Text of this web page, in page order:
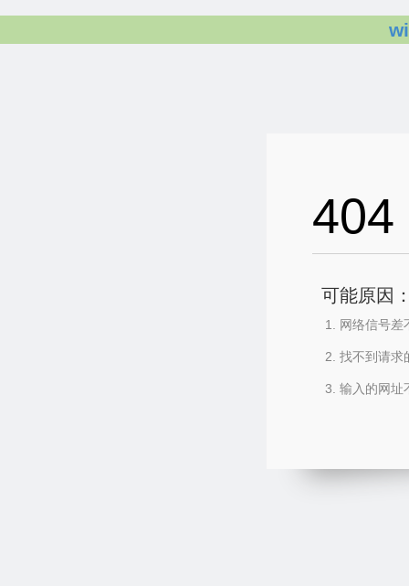
404
可能原因
网络信号差
找不到请求
输入的网址